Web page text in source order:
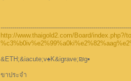
http://www.thaigold2.com/Board/index.php?/
&ETH;&iacute;v♠K&igrave;₪g▪
ขาประจำ